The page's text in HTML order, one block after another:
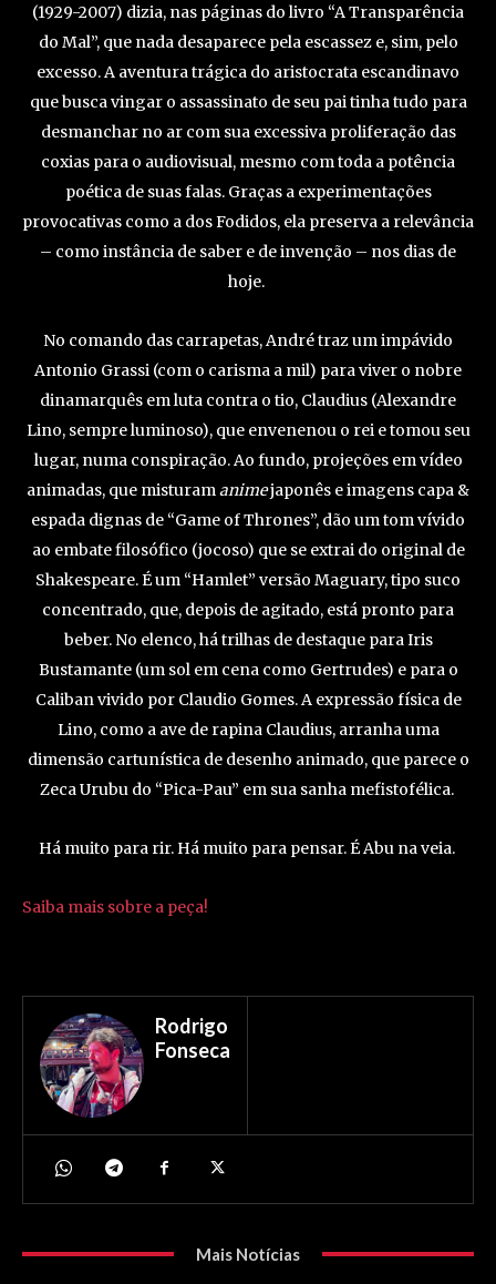
(1929-2007) dizia, nas páginas do livro “A Transparência
do Mal”, que nada desaparece pela escassez e, sim, pelo
excesso. A aventura trágica do aristocrata escandinavo
que busca vingar o assassinato de seu pai tinha tudo para
desmanchar no ar com sua excessiva proliferação das
coxias para o audiovisual, mesmo com toda a potência
poética de suas falas. Graças a experimentações
provocativas como a dos Fodidos, ela preserva a relevância
– como instância de saber e de invenção – nos dias de
hoje.
No comando das carrapetas, André traz um impávido
Antonio Grassi (com o carisma a mil) para viver o nobre
dinamarquês em luta contra o tio, Claudius (Alexandre
Lino, sempre luminoso), que envenenou o rei e tomou seu
lugar, numa conspiração. Ao fundo, projeções em vídeo
animadas, que misturamanimejaponês e imagens capa &
espada dignas de “Game of Thrones”, dão um tom vívido
ao embate filosófico (jocoso) que se extrai do original de
Shakespeare. É um “Hamlet” versão Maguary, tipo suco
concentrado, que, depois de agitado, está pronto para
beber. No elenco, há trilhas de destaque para Iris
Bustamante (um sol em cena como Gertrudes) e para o
Caliban vivido por Claudio Gomes. A expressão física de
Lino, como a ave de rapina Claudius, arranha uma
dimensão cartunística de desenho animado, que parece o
Zeca Urubu do “Pica-Pau” em sua sanha mefistofélica.
Há muito para rir. Há muito para pensar. É Abu na veia.
Saiba mais sobre a peça!
Rodrigo
Fonseca
Mais Notícias